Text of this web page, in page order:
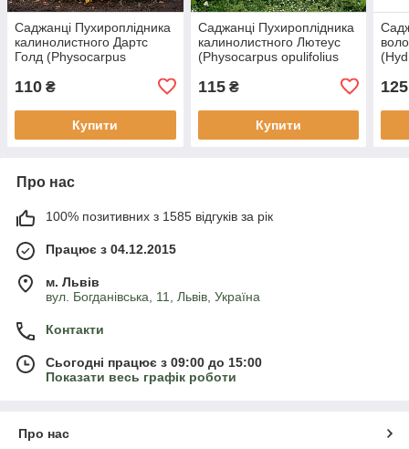
Саджанці Пухироплідника
калинолистного Дартс
Голд (Physocarpus
110 ₴
Купити
Саджанці Пухироплідника
калинолистного Лютеус
(Physocarpus opulifolius
115₴
Купити
125
Про нас
100% позитивних з 1585 відгуків за рік
Працює з 04.12.2015
м. Львів
вул. Богданівська, 11, Львів, Україна
Контакти
Сьогодні працює з 09:00 до 15:00
Показати весь графік роботи
Про нас